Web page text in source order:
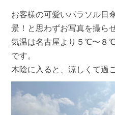
お客様の可愛いパラソル日
景！と思わずお写真を撮ら
気温は名古屋より５℃〜８
です。
木陰に入ると、涼しくて過